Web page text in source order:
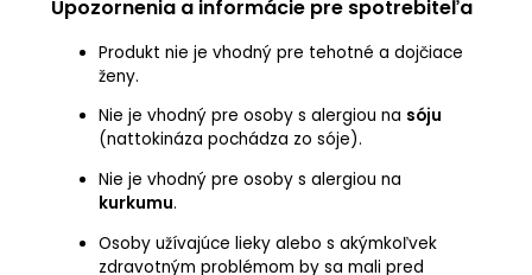
Upozornenia a informácie pre spotrebiteľa
Produkt nie je vhodný pre tehotné a dojčiace
ženy.
Nie je vhodný pre osoby s alergiou na sóju
(nattokináza pochádza zo sóje).
Nie je vhodný pre osoby s alergiou na
kurkumu.
Osoby užívajúce lieky alebo s akýmkoľvek
zdravotným problémom by sa mali pred